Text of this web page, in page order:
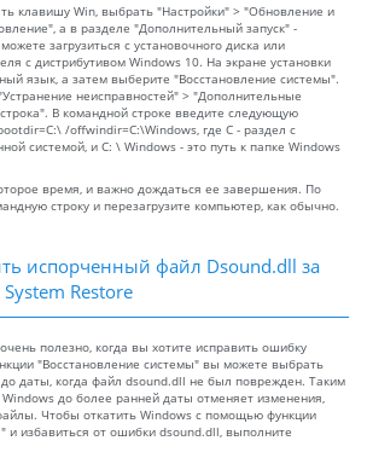
клавишу Win, выбрать "Настройки" > "Обновление и
а в разделе "Дополнительный запуск" -
загрузиться с установочного диска или
с дистрибутивом Windows 10. На экране установки
язык, а затем выберите "Восстановление системы".
неисправностей" > "Дополнительные
В командной строке введите следующую
/offwindir=C:\Windows, где C - раздел с
системой, и C: \ Windows - это путь к папке Windows
время, и важно дождаться ее завершения. По
строку и перезагрузите компьютер, как обычно.
испорченный файл Dsound.dll за
Restore
полезно, когда вы хотите исправить ошибку
"Восстановление системы" вы можете выбрать
даты, когда файл dsound.dll не был поврежден. Таким
до более ранней даты отменяет изменения,
Чтобы откатить Windows с помощью функции
и избавиться от ошибки dsound.dll, выполните